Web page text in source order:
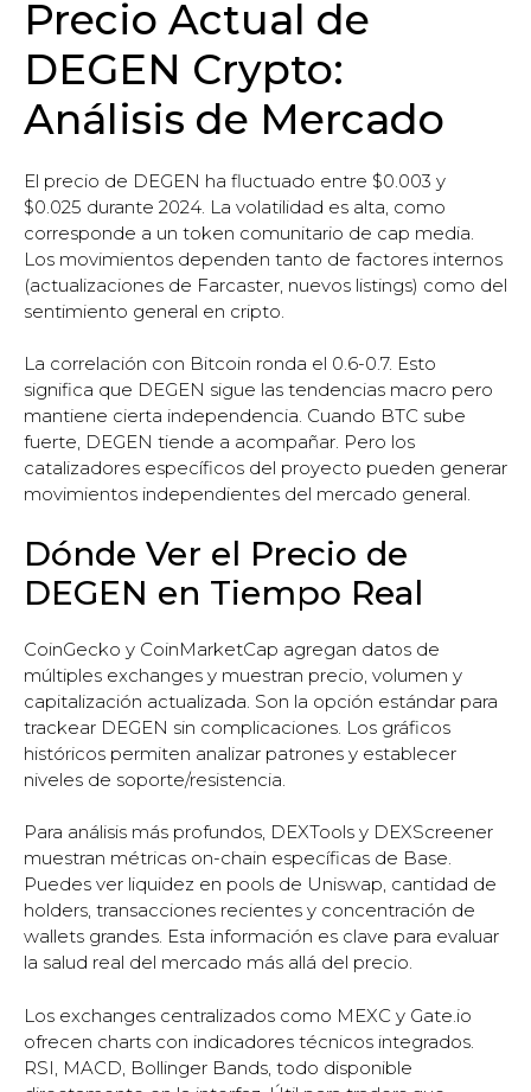
Precio Actual de
DEGEN Crypto:
Análisis de Mercado
El precio de DEGEN ha fluctuado entre $0.003 y
$0.025 durante 2024. La volatilidad es alta, como
corresponde a un token comunitario de cap media.
Los movimientos dependen tanto de factores internos
(actualizaciones de Farcaster, nuevos listings) como del
sentimiento general en cripto.
La correlación con Bitcoin ronda el 0.6-0.7. Esto
significa que DEGEN sigue las tendencias macro pero
mantiene cierta independencia. Cuando BTC sube
fuerte, DEGEN tiende a acompañar. Pero los
catalizadores específicos del proyecto pueden generar
movimientos independientes del mercado general.
Dónde Ver el Precio de
DEGEN en Tiempo Real
CoinGecko y CoinMarketCap agregan datos de
múltiples exchanges y muestran precio, volumen y
capitalización actualizada. Son la opción estándar para
trackear DEGEN sin complicaciones. Los gráficos
históricos permiten analizar patrones y establecer
niveles de soporte/resistencia.
Para análisis más profundos, DEXTools y DEXScreener
muestran métricas on-chain específicas de Base.
Puedes ver liquidez en pools de Uniswap, cantidad de
holders, transacciones recientes y concentración de
wallets grandes. Esta información es clave para evaluar
la salud real del mercado más allá del precio.
Los exchanges centralizados como MEXC y Gate.io
ofrecen charts con indicadores técnicos integrados.
RSI, MACD, Bollinger Bands, todo disponible